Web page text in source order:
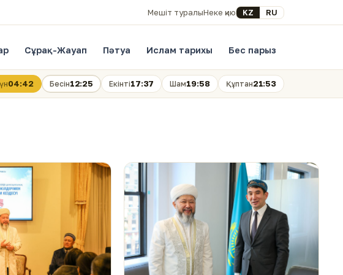
Мешіт туралыНеке қиюSelect your language
KZ RU
Сұрақ-Жауап Пәтуа Ислам тарихы Бес парыз
04:42 Бесін12:25 Екінті17:37 Шам19:58 Құптан21:53